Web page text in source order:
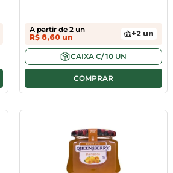
A partir de 2un
R$ 8,60un +2 un
CAIXA C/10 UN